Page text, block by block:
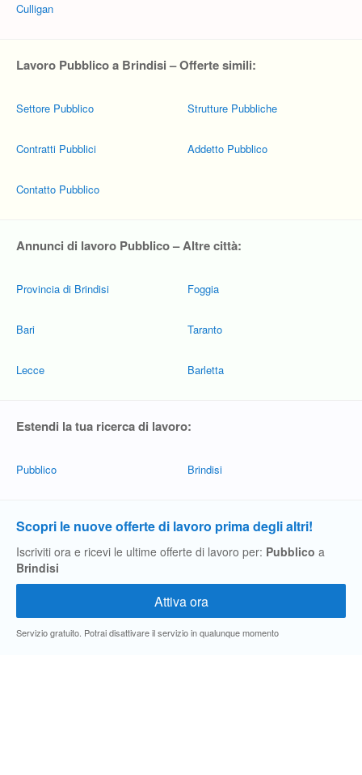
Culligan
Lavoro Pubblico a Brindisi – Offerte simili:
Settore Pubblico
Contratti Pubblici
Contatto Pubblico
Strutture Pubbliche
Addetto Pubblico
Annunci di lavoro Pubblico – Altre città:
Provincia di Brindisi
Bari
Lecce
Foggia
Taranto
Barletta
Estendi la tua ricerca di lavoro:
Pubblico Brindisi
Scopri le nuove offerte di lavoro prima degli altri!
Iscriviti ora e ricevi le ultime offerte di lavoro per: Pubblico a
Brindisi
Servizio gratuito. Potrai disattivare il servizio in qualunque momento